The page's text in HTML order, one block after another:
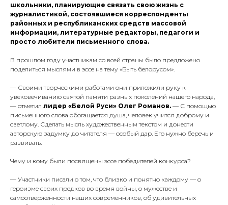
школьники, планирующие связать свою жизнь с
журналистикой, состоявшиеся корреспонденты
районных и республиканских средств массовой
информации, литературные редакторы, педагоги и
просто любители письменного слова.
В прошлом году участникам со всей страны было предложено
поделиться мыслями в эссе на тему «Быть белорусом».
— Своими творческими работами они приложили руку к
увековечиванию святой памяти разных поколений нашего народа,
— отметил лидер «Белой Руси» Олег Романов. — С помощью
письменного слова обогащается душа, человек учится доброму и
светлому. Сделать мысль художественным текстом и донести
авторскую задумку до читателя — особый дар. Его нужно беречь и
развивать.
Чему и кому были посвящены эссе победителей конкурса?
— Участники писали о том, что близко и понятно каждому — о
героизме своих предков во время войны, о мужестве и
самоотверженности наших современников, об удивительных